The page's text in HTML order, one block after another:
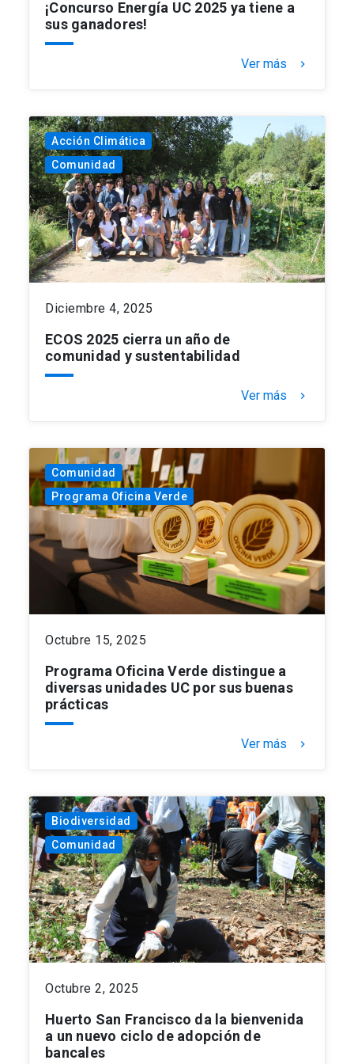
¡Concurso Energía UC 2025 ya tiene a
sus ganadores!
Ver más keyboard_arrow_right
Acción Climática
Comunidad
Diciembre 4, 2025
ECOS 2025 cierra un año de
comunidad y sustentabilidad
Ver más keyboard_arrow_right
Comunidad
Programa Oficina Verde
Octubre 15, 2025
Programa Oficina Verde distingue a
diversas unidades UC por sus buenas
prácticas
Ver más keyboard_arrow_right
Biodiversidad
Comunidad
Octubre 2, 2025
Huerto San Francisco da la bienvenida
a un nuevo ciclo de adopción de
bancales